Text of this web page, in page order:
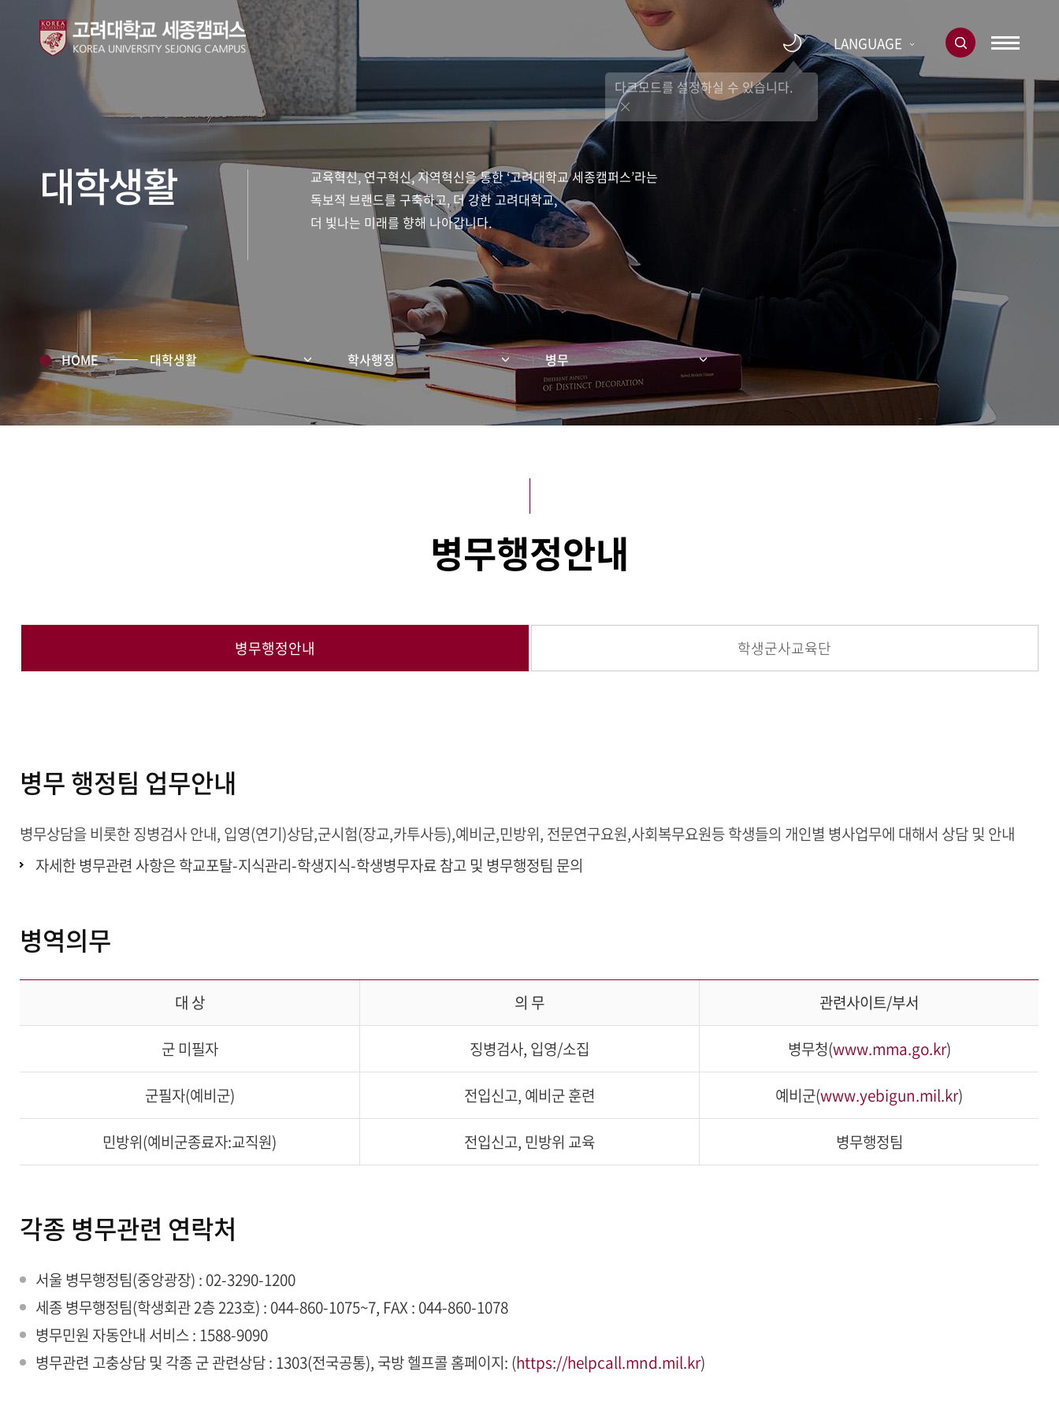
다크모드를 설정하실 수 있습니다.
LANGUAGE
대학생활
교육혁신, 연구혁신, 지역혁신을 통한 ‘고려대학교 세종캠퍼스’라는
독보적 브랜드를 구축하고, 더 강한 고려대학교,
더 빛나는 미래를 향해 나아갑니다.
HOME 대학생활 학사행정 병무
병무행정안내
병무행정안내 학생군사교육단
병무 행정팀 업무안내
병무상담을 비롯한 징병검사 안내, 입영(연기)상담,군시험(장교,카투사등),예비군,민방위, 전문연구요원,사회복무요원등 학생들의 개인별 병사업무에 대해서 상담 및 안내
자세한 병무관련 사항은 학교포탈-지식관리-학생지식-학생병무자료 참고 및 병무행정팀 문의
병역의무
대 상 의 무 관련사이트/부서
군 미필자 징병검사, 입영/소집 병무청(www.mma.go.kr)
군필자(예비군) 전입신고, 예비군 훈련 예비군(www.yebigun.mil.kr)
민방위(예비군종료자:교직원) 전입신고, 민방위 교육 병무행정팀
각종 병무관련 연락처
서울 병무행정팀(중앙광장) : 02-3290-1200
세종 병무행정팀(학생회관 2층 223호) : 044-860-1075~7, FAX : 044-860-1078
병무민원 자동안내 서비스 : 1588-9090
병무관련 고충상담 및 각종 군 관련상담 : 1303(전국공통), 국방 헬프콜 홈페이지: (https://helpcall.mnd.mil.kr)